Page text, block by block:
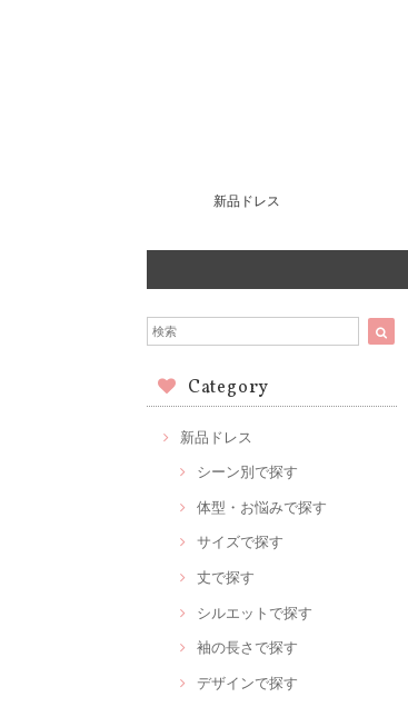
新品ドレス
Category
新品ドレス
シーン別で探す
体型・お悩みで探す
サイズで探す
丈で探す
シルエットで探す
袖の長さで探す
デザインで探す